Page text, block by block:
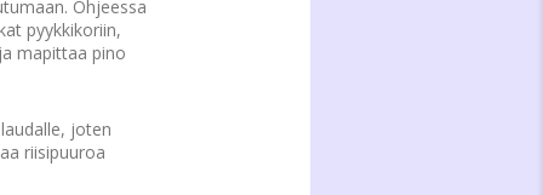
Ohjeessa
pyykkikoriin,
mapittaa pino
joten
riisipuuroa